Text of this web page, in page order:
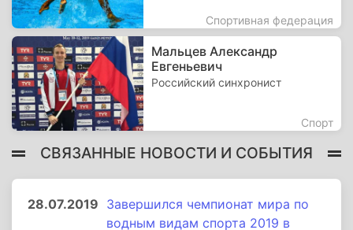
Спортивная федерация
Мальцев Александр
Евгеньевич
Российский cинхронист
Спорт
СВЯЗАННЫЕ НОВОСТИ И СОБЫТИЯ
28.07.2019 Завершился чемпионат мира по
водным видам спорта 2019 в